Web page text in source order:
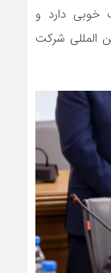
خوبی دارد و
المللی شرکت